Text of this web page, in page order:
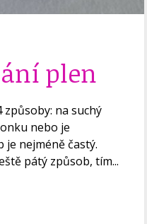
plen
způsoby: na suchý
nebo je
je nejméně častý.
pátý způsob, tím...